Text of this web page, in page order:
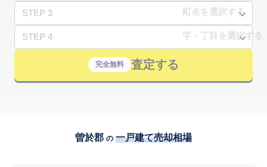
STEP 3
STEP 4
完全無料 査定する
曽於郡 の 一戸建て売却相場